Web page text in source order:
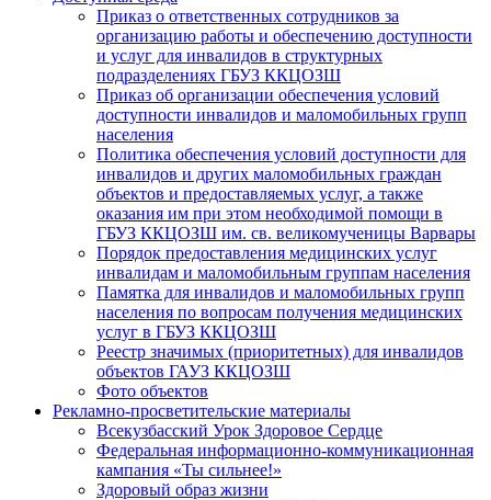
Приказ о ответственных сотрудников за
организацию работы и обеспечению доступности
и услуг для инвалидов в структурных
подразделениях ГБУЗ ККЦОЗШ
Приказ об организации обеспечения условий
доступности инвалидов и маломобильных групп
населения
Политика обеспечения условий доступности для
инвалидов и других маломобильных граждан
объектов и предоставляемых услуг, а также
оказания им при этом необходимой помощи в
ГБУЗ ККЦОЗШ им. св. великомученицы Варвары
Порядок предоставления медицинских услуг
инвалидам и маломобильным группам населения
Памятка для инвалидов и маломобильных групп
населения по вопросам получения медицинских
услуг в ГБУЗ ККЦОЗШ
Реестр значимых (приоритетных) для инвалидов
объектов ГАУЗ ККЦОЗШ
Фото объектов
Рекламно-просветительские материалы
Всекузбасский Урок Здоровое Сердце
Федеральная информационно-коммуникационная
кампания «Ты сильнее!»
Здоровый образ жизни